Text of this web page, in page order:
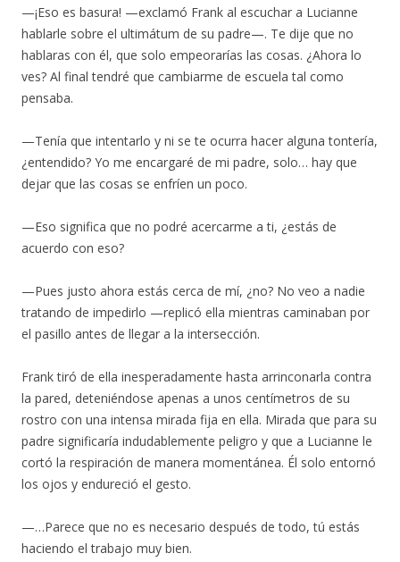
—¡Eso es basura! —exclamó Frank al escuchar a Lucianne
hablarle sobre el ultimátum de su padre—. Te dije que no
hablaras con él, que solo empeorarías las cosas. ¿Ahora lo
ves? Al final tendré que cambiarme de escuela tal como
pensaba.
—Tenía que intentarlo y ni se te ocurra hacer alguna tontería,
¿entendido? Yo me encargaré de mi padre, solo… hay que
dejar que las cosas se enfríen un poco.
—Eso significa que no podré acercarme a ti, ¿estás de
acuerdo con eso?
—Pues justo ahora estás cerca de mí, ¿no? No veo a nadie
tratando de impedirlo —replicó ella mientras caminaban por
el pasillo antes de llegar a la intersección.
Frank tiró de ella inesperadamente hasta arrinconarla contra
la pared, deteniéndose apenas a unos centímetros de su
rostro con una intensa mirada fija en ella. Mirada que para su
padre significaría indudablemente peligro y que a Lucianne le
cortó la respiración de manera momentánea. Él solo entornó
los ojos y endureció el gesto.
—…Parece que no es necesario después de todo, tú estás
haciendo el trabajo muy bien.